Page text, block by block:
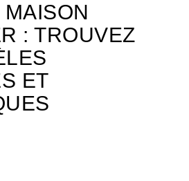
: TROUVEZ
ET